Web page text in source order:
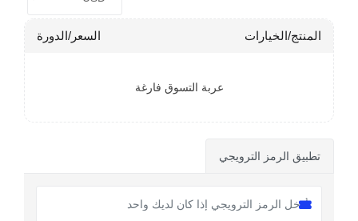
المنتج/الخيارات السعر/الدورة
عربة التسوق فارغة
تطبيق الرمز الترويجي